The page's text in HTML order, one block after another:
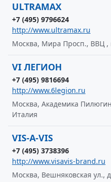
ULTRAMAX
+7 (495) 9796624
http://www.ultramax.ru
Москва, Мира Просп., ВВЦ ,
VI ЛЕГИОН
+7 (495) 9816694
http://www.6legion.ru
Москва, Академика
Италия
VIS-A-VIS
+7 (495) 3738396
http://www.visavis-brand.ru
Москва, Вешняковская ул.,